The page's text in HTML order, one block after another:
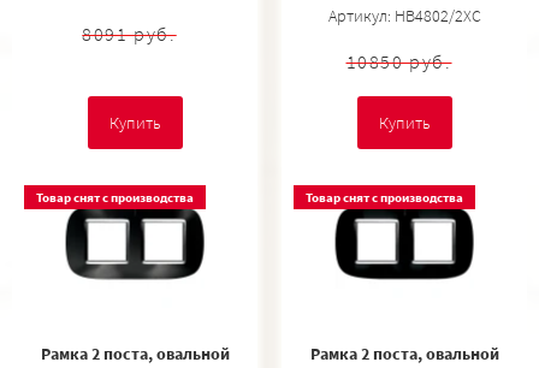
8091 руб.
Купить
Артикул: HB4802/2XC
10850 руб.
Купить
Товар снят с производства
Рамка 2 поста, овальной
Товар снят с производства
Рамка 2 поста, овальной